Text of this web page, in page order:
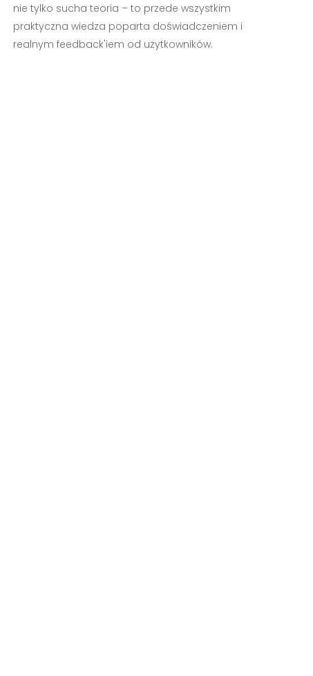
nie tylko sucha teoria – to przede wszystkim
praktyczna wiedza poparta doświadczeniem i
realnym feedback'iem od użytkowników.